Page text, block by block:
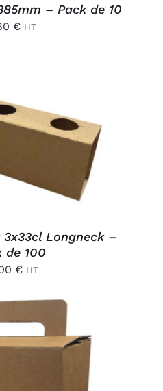
– Pack de 10
€ HT
PANIER
/
Longneck –
de 100
€ HT